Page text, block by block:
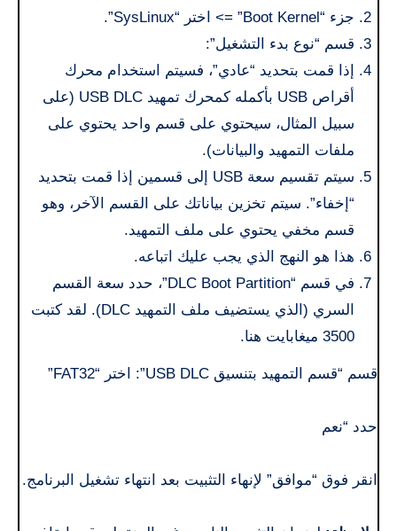
جزء “Boot Kernel” => اختر “SysLinux”.
قسم “نوع بدء التشغيل”:
إذا قمت بتحديد “عادي”، فسيتم استخدام محرك
أقراص USB بأكمله كمحرك تمهيد USB DLC (على
سبيل المثال، سيحتوي على قسم واحد يحتوي على
ملفات التمهيد والبيانات).
سيتم تقسيم سعة USB إلى قسمين إذا قمت بتحديد
“إخفاء”. سيتم تخزين بياناتك على القسم الآخر، وهو
قسم مخفي يحتوي على ملف التمهيد.
هذا هو النهج الذي يجب عليك اتباعه.
في قسم “DLC Boot Partition”، حدد سعة القسم
السري (الذي يستضيف ملف التمهيد DLC). لقد كتبت
3500 ميغابايت هنا.
قسم “قسم التمهيد بتنسيق USB DLC”: اختر “FAT32”
حدد “نعم
انقر فوق “موافق” لإنهاء التثبيت بعد انتهاء تشغيل البرنامج.